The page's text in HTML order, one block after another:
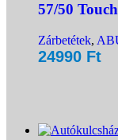
57/50
Zárbetétek,
24990 Ft